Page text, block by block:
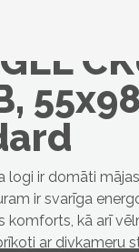
logi ir domāti mājas
ir svarīga
komforts, kā arī
ar divkameru